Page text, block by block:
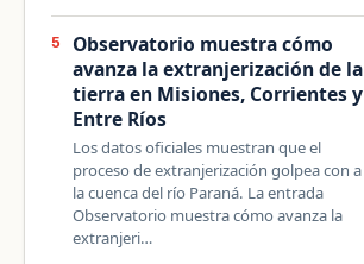
5
Observatorio muestra cómo
avanza la extranjerización de la
tierra en Misiones, Corrientes y
Entre Ríos
Los datos oficiales muestran que el
proceso de extranjerización golpea con a
la cuenca del río Paraná. La entrada
Observatorio muestra cómo avanza la
extranjeri…